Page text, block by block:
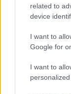
related to
device
I want to
Google for
I want to
personalized
E-mail cím
Feliratkozom